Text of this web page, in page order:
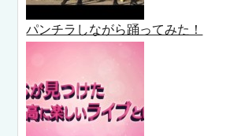
パンチラしながら踊ってみた！